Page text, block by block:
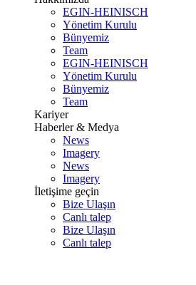
EGIN-HEINISCH
Yönetim Kurulu
Bünyemiz
Team
EGIN-HEINISCH
Yönetim Kurulu
Bünyemiz
Team
Kariyer
Haberler & Medya
News
Imagery
News
Imagery
İletişime geçin
Bize Ulaşın
Canlı talep
Bize Ulaşın
Canlı talep